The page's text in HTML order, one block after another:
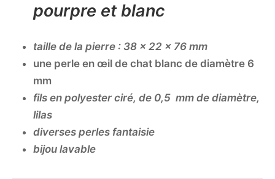
pourpre et blanc
taille de la pierre : 38 x 22 x 76 mm
une perle en œil de chat blanc de diamètre 6
mm
fils en polyester ciré, de 0,5 mm de diamètre,
lilas
diverses perles fantaisie
bijou lavable